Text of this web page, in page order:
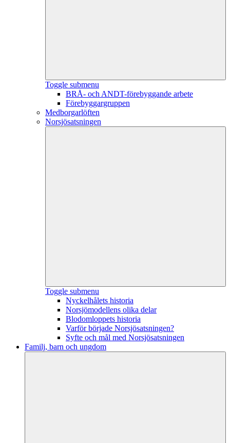
Toggle submenu
BRÅ- och ANDT-förebyggande arbete
Förebyggargruppen
Medborgarlöften
Norsjösatsningen
Toggle submenu
Nyckelhålets historia
Norsjömodellens olika delar
Blodomloppets historia
Varför började Norsjösatsningen?
Syfte och mål med Norsjösatsningen
Familj, barn och ungdom